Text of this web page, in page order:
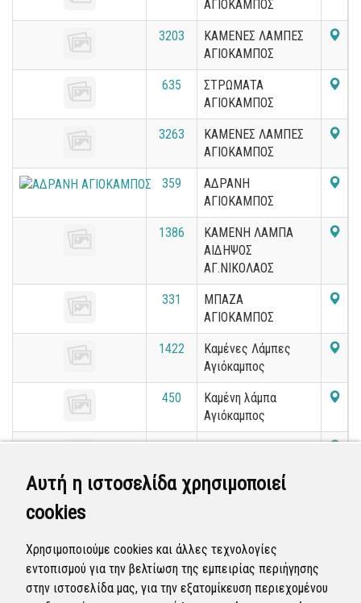
Αυτή η ιστοσελίδα χρησιμοποιεί
cookies
Χρησιμοποιούμε cookies και άλλες τεχνολογίες
εντοπισμού για την βελτίωση της εμπειρίας περιήγησης
στην ιστοσελίδα μας, για την εξατομίκευση περιεχομένου
ΑΓΙΟΚΑΜΠΟΣ
3203
ΚΑΜΕΝΕΣ ΛΑΜΠΕΣ
ΑΓΙΟΚΑΜΠΟΣ
635
ΣΤΡΩΜΑΤΑ
ΑΓΙΟΚΑΜΠΟΣ
3263
ΚΑΜΕΝΕΣ ΛΑΜΠΕΣ
ΑΓΙΟΚΑΜΠΟΣ
359
ΑΔΡΑΝΗ
ΑΓΙΟΚΑΜΠΟΣ
1386
ΚΑΜΕΝΗ ΛΑΜΠΑ
ΑΙΔΗΨΟΣ
ΑΓ.ΝΙΚΟΛΑΟΣ
331
ΜΠΑΖΑ
ΑΓΙΟΚΑΜΠΟΣ
1422
Καμένες Λάμπες
Αγιόκαμπος
450
Καμένη λάμπα
Αγιόκαμπος
7354
ΚΑΜΕΝΗ ΛΑΜΠΑ
ΑΓ.ΝΙΚΟΛΑΟΣ
« 16 17 18 19 20 21 22 23
24